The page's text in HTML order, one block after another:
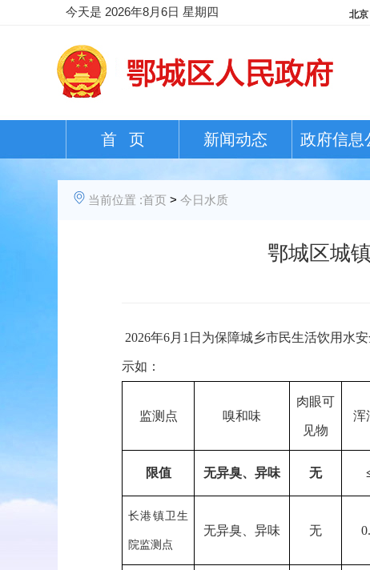
今天是 2026年8月6日 星期四
首 页 新闻动态 政府信息
当前位置 :首页 > 今日水质
鄂城区城
2026年6月 1日 为保障城乡市民生活饮用水
示如：
监测点 嗅和味
肉眼可
见物
浑
限值 无异臭、异味 无
长港镇卫生
院监测点
无异臭、异味 无